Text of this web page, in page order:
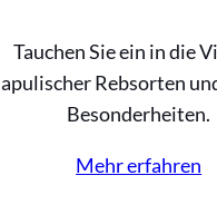
Tauchen Sie ein in die
apulischer Rebsorten
Besonderheiten.
Mehr erfahren